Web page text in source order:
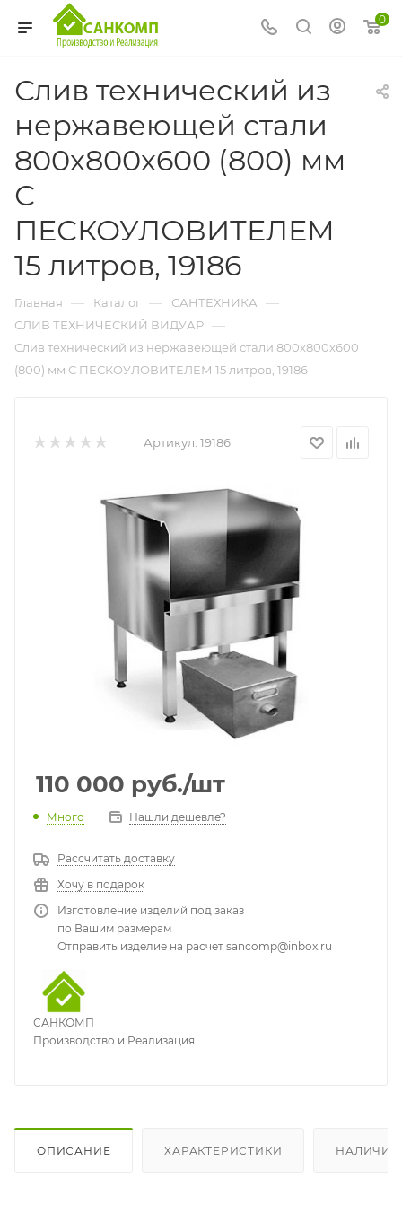
0
Слив технический из
нержавеющей стали
800х800х600 (800) мм
С
ПЕСКОУЛОВИТЕЛЕМ
15 литров, 19186
Главная — Каталог — САНТЕХНИКА —
СЛИВ ТЕХНИЧЕСКИЙ ВИДУАР —
Слив технический из нержавеющей стали 800х800х600
(800) мм С ПЕСКОУЛОВИТЕЛЕМ 15 литров, 19186
Артикул: 19186
110 000 руб./шт
Много Нашли дешевле?
Рассчитать доставку
Хочу в подарок
Изготовление изделий под заказ
по Вашим размерам
Отправить изделие на расчет sancomp@inbox.ru
САНКОМП
Производство и Реализация
ОПИСАНИЕ ХАРАКТЕРИСТИКИ НАЛИЧИЕ